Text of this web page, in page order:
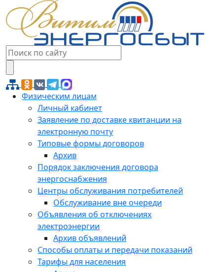
Физическим лицам
Личный кабинет
Заявление по доставке квитанции на
электронную почту
Типовые формы договоров
Архив
Порядок заключения договора
энергоснабжения
Центры обслуживания потребителей
Обслуживание вне очереди
Объявления об отключениях
электроэнергии
Архив объявлений
Способы оплаты и передачи показаний
Тарифы для населения